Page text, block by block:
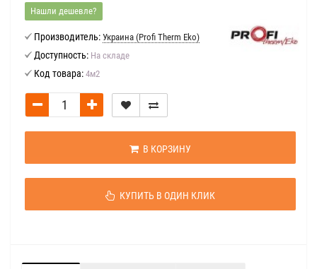
Нашли дешевле?
Производитель: Украина (Profi Therm Eko)
Доступность: На складе
Код товара: 4м2
В КОРЗИНУ
КУПИТЬ В ОДИН КЛИК